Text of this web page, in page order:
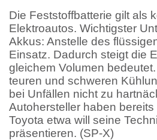
Die Feststoffbatterie gilt als
Elektroautos. Wichtigster
Akkus: Anstelle des
Einsatz. Dadurch steigt die
gleichem Volumen
teuren und schweren
bei Unfällen nicht zu
Autohersteller haben
Toyota etwa will seine
präsentieren. (SP-X)